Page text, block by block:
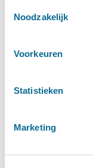
Noodzakelijk
Voorkeuren
Statistieken
Marketing